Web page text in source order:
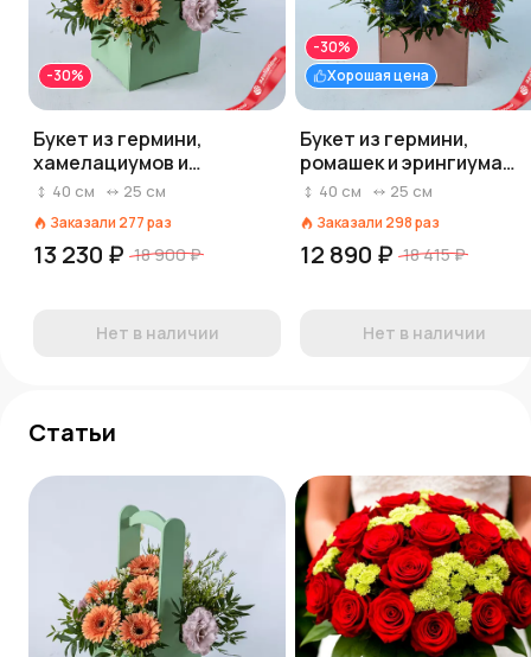
-30%
Букет из гермини,
хамелациумов и
лизиантусов «Бусинка»
40 см 25 см
Заказали 277раз
13 230 ₽ 18 900 ₽
Нет в наличии
Хорошая цена
-30%
Букет из гермини,
ромашек и эрингиума
«Ранец» (букеты в
40 см 25 см
Заказали 298раз
12 890 ₽ 18 415 ₽
Нет в наличии
Статьи